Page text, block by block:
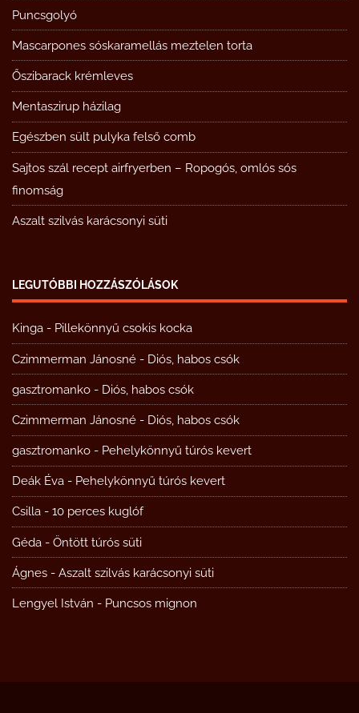
Puncsgolyó
Mascarpones sóskaramellás meztelen torta
Őszibarack krémleves
Mentaszirup házilag
Egészben sült pulyka felső comb
Sajtos szál recept airfryerben – Ropogós, omlós sós
finomság
Aszalt szilvás karácsonyi süti
LEGUTÓBBI HOZZÁSZÓLÁSOK
Kinga - Pillekönnyű csokis kocka
Czimmerman Jánosné - Diós, habos csók
gasztromanko - Diós, habos csók
Czimmerman Jánosné - Diós, habos csók
gasztromanko - Pehelykönnyű túrós kevert
Deák Éva - Pehelykönnyű túrós kevert
Csilla - 10 perces kuglóf
Géda - Öntött túrós süti
Ágnes - Aszalt szilvás karácsonyi süti
Lengyel István - Puncsos mignon